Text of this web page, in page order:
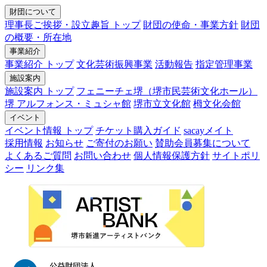
財団について
理事長ご挨拶・設立趣旨 トップ 財団の使命・事業方針 財団
の概要・所在地
事業紹介
事業紹介 トップ 文化芸術振興事業 活動報告 指定管理事業
施設案内
施設案内 トップ フェニーチェ堺（堺市民芸術文化ホール）
堺 アルフォンス・ミュシャ館 堺市立文化館 栂文化会館
イベント
イベント情報 トップ チケット購入ガイド sacayメイト
採用情報 お知らせ ご寄付のお願い 賛助会員募集について
よくあるご質問 お問い合わせ 個人情報保護方針 サイトポリ
シー リンク集